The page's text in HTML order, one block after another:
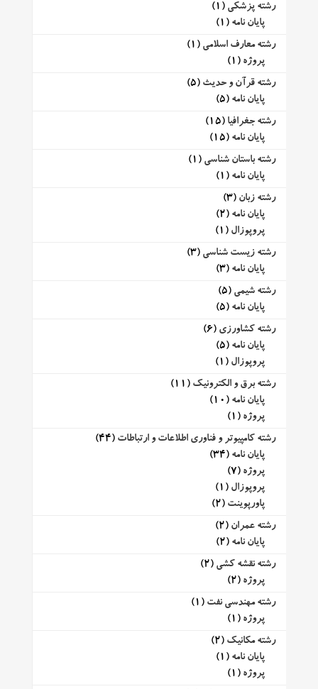
رشته پزشکی (1)
پایان نامه (1)
رشته معارف اسلامی (1)
پروژه (1)
رشته قرآن و حدیث (5)
پایان نامه (5)
رشته جغرافیا (15)
پایان نامه (15)
رشته باستان شناسی (1)
پایان نامه (1)
رشته زبان (3)
پایان نامه (2)
پروپوزال (1)
رشته زیست شناسی (3)
پایان نامه (3)
رشته شیمی (5)
پایان نامه (5)
رشته کشاورزی (6)
پایان نامه (5)
پروپوزال (1)
رشته برق و الکترونیک (11)
پایان نامه (10)
پروژه (1)
رشته کامپیوتر و فناوری اطلاعات و ارتباطات (44)
پایان نامه (34)
پروژه (7)
پروپوزال (1)
پاورپوینت (2)
رشته عمران (2)
پایان نامه (2)
رشته نقشه کشی (2)
پروژه (2)
رشته مهندسی نفت (1)
پروژه (1)
رشته مکانیک (2)
پایان نامه (1)
پروژه (1)